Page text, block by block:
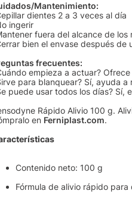
Mantenimiento:
dientes 2 a 3 veces al día
ingerir
fuera del alcance de los
bien el envase después de
frecuentes:
empieza a actuar?
para blanquear? Sí, ayuda
puede usar todos los días? Sí,
Rápido Alivio 100 g.
en Ferniplast.com.
Contenido neto: 100 g
Fórmula de alivio rápido para